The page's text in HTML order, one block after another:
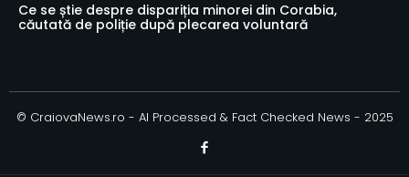
Ce se știe despre dispariția minorei din Corabia,
căutată de poliție după plecarea voluntară
© CraiovaNews.ro - AI Processed & Fact Checked News - 2025